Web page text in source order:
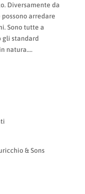
Diversamente da
arredare
Sono tutte a
gli standard
natura....
& Sons